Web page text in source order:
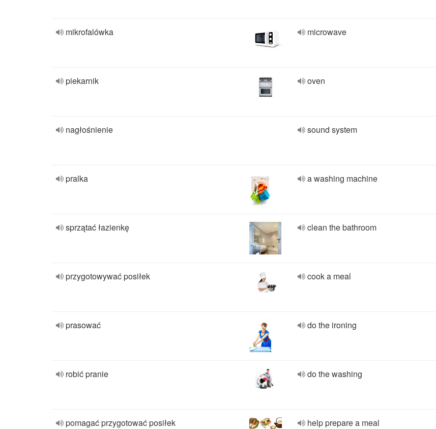
mikrofalówka microwave
piekarnik oven
nagłośnienie sound system
pralka a washing machine
sprzątać łazienkę clean the bathroom
przygotowywać posiłek cook a meal
prasować do the ironing
robić pranie do the washing
pomagać przygotować posiłek help prepare a meal